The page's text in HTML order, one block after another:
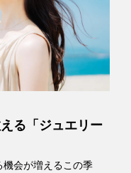
る「ジュエリー
機会が増えるこの季